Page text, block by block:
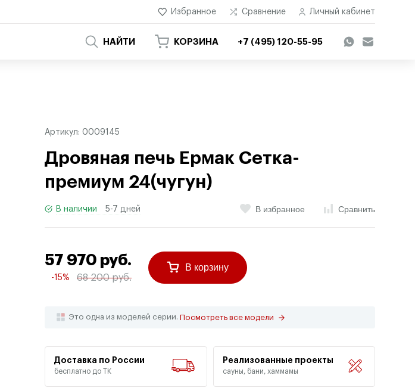
Избранное Сравнение Личный кабинет
НАЙТИ КОРЗИНА +7 (495) 120-55-95
Артикул: 0009145
Дровяная печь Ермак Сетка-
премиум 24(чугун)
В наличии 5-7 дней В избранное Сравнить
57 970 руб.
-15% 68 200 руб.
В корзину
Это одна из моделей серии. Посмотреть все модели
Доставка по России
бесплатно до ТК
Реализованные проекты
сауны, бани, хаммамы